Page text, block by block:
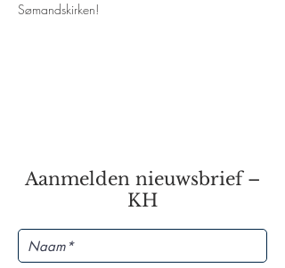
Sømandskirken!
Aanmelden nieuwsbrief –
KH